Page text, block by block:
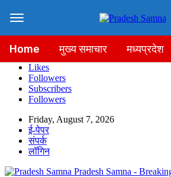
Likes
Followers
Subscribers
Followers
Friday, August 7, 2026
ई-पेपर
संपर्क
लॉगिन
Pradesh Samna -
Home मुख्य समाचार मध्यप्रदेश